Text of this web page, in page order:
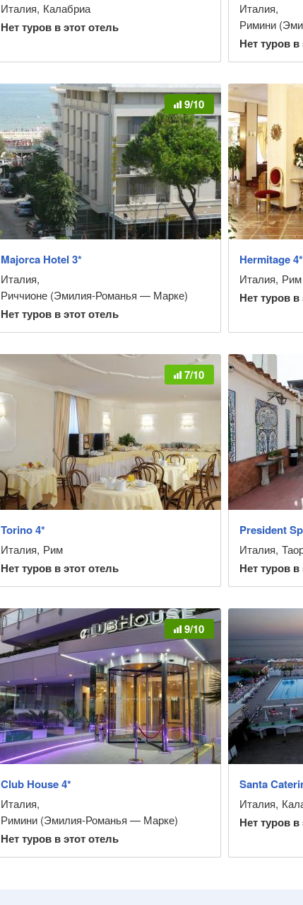
Италия, Калабриа
Нет туров в этот отель
Италия,
Римини
Нет туров в
9/10
Majorca Hotel 3*
Италия,
Риччионе (Эмилия-Романья — Марке)
Нет туров в этот отель
Hermitage 4*
Италия, Рим
Нет туров в
7/10
Torino 4*
Италия, Рим
Нет туров в этот отель
President
Италия,
Нет туров в
9/10
Club House 4*
Италия,
Римини (Эмилия-Романья — Марке)
Нет туров в этот отель
Santa
Италия,
Нет туров в